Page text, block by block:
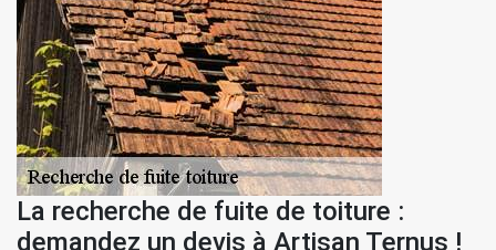
La recherche de fuite de toiture :
demandez un devis à Artisan Ternus !